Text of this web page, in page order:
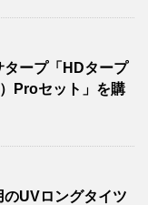
タープ「HDタープ
Proセット」を購
UVロングタイツ